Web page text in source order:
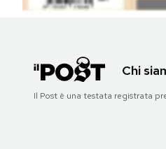
Chi
Il Post è una testata registrata